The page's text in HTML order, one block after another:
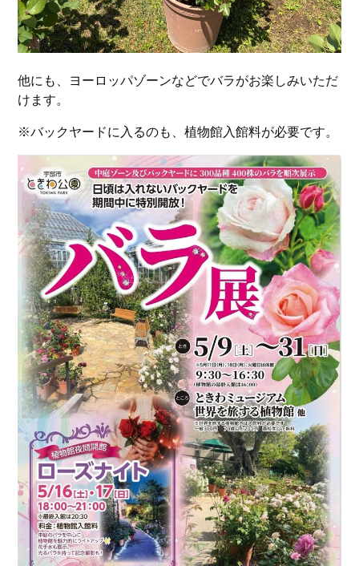
他にも、ヨーロッパゾーンなどでバラがお楽しみいただ
けます。
※バックヤードに入るのも、植物館入館料が必要です。